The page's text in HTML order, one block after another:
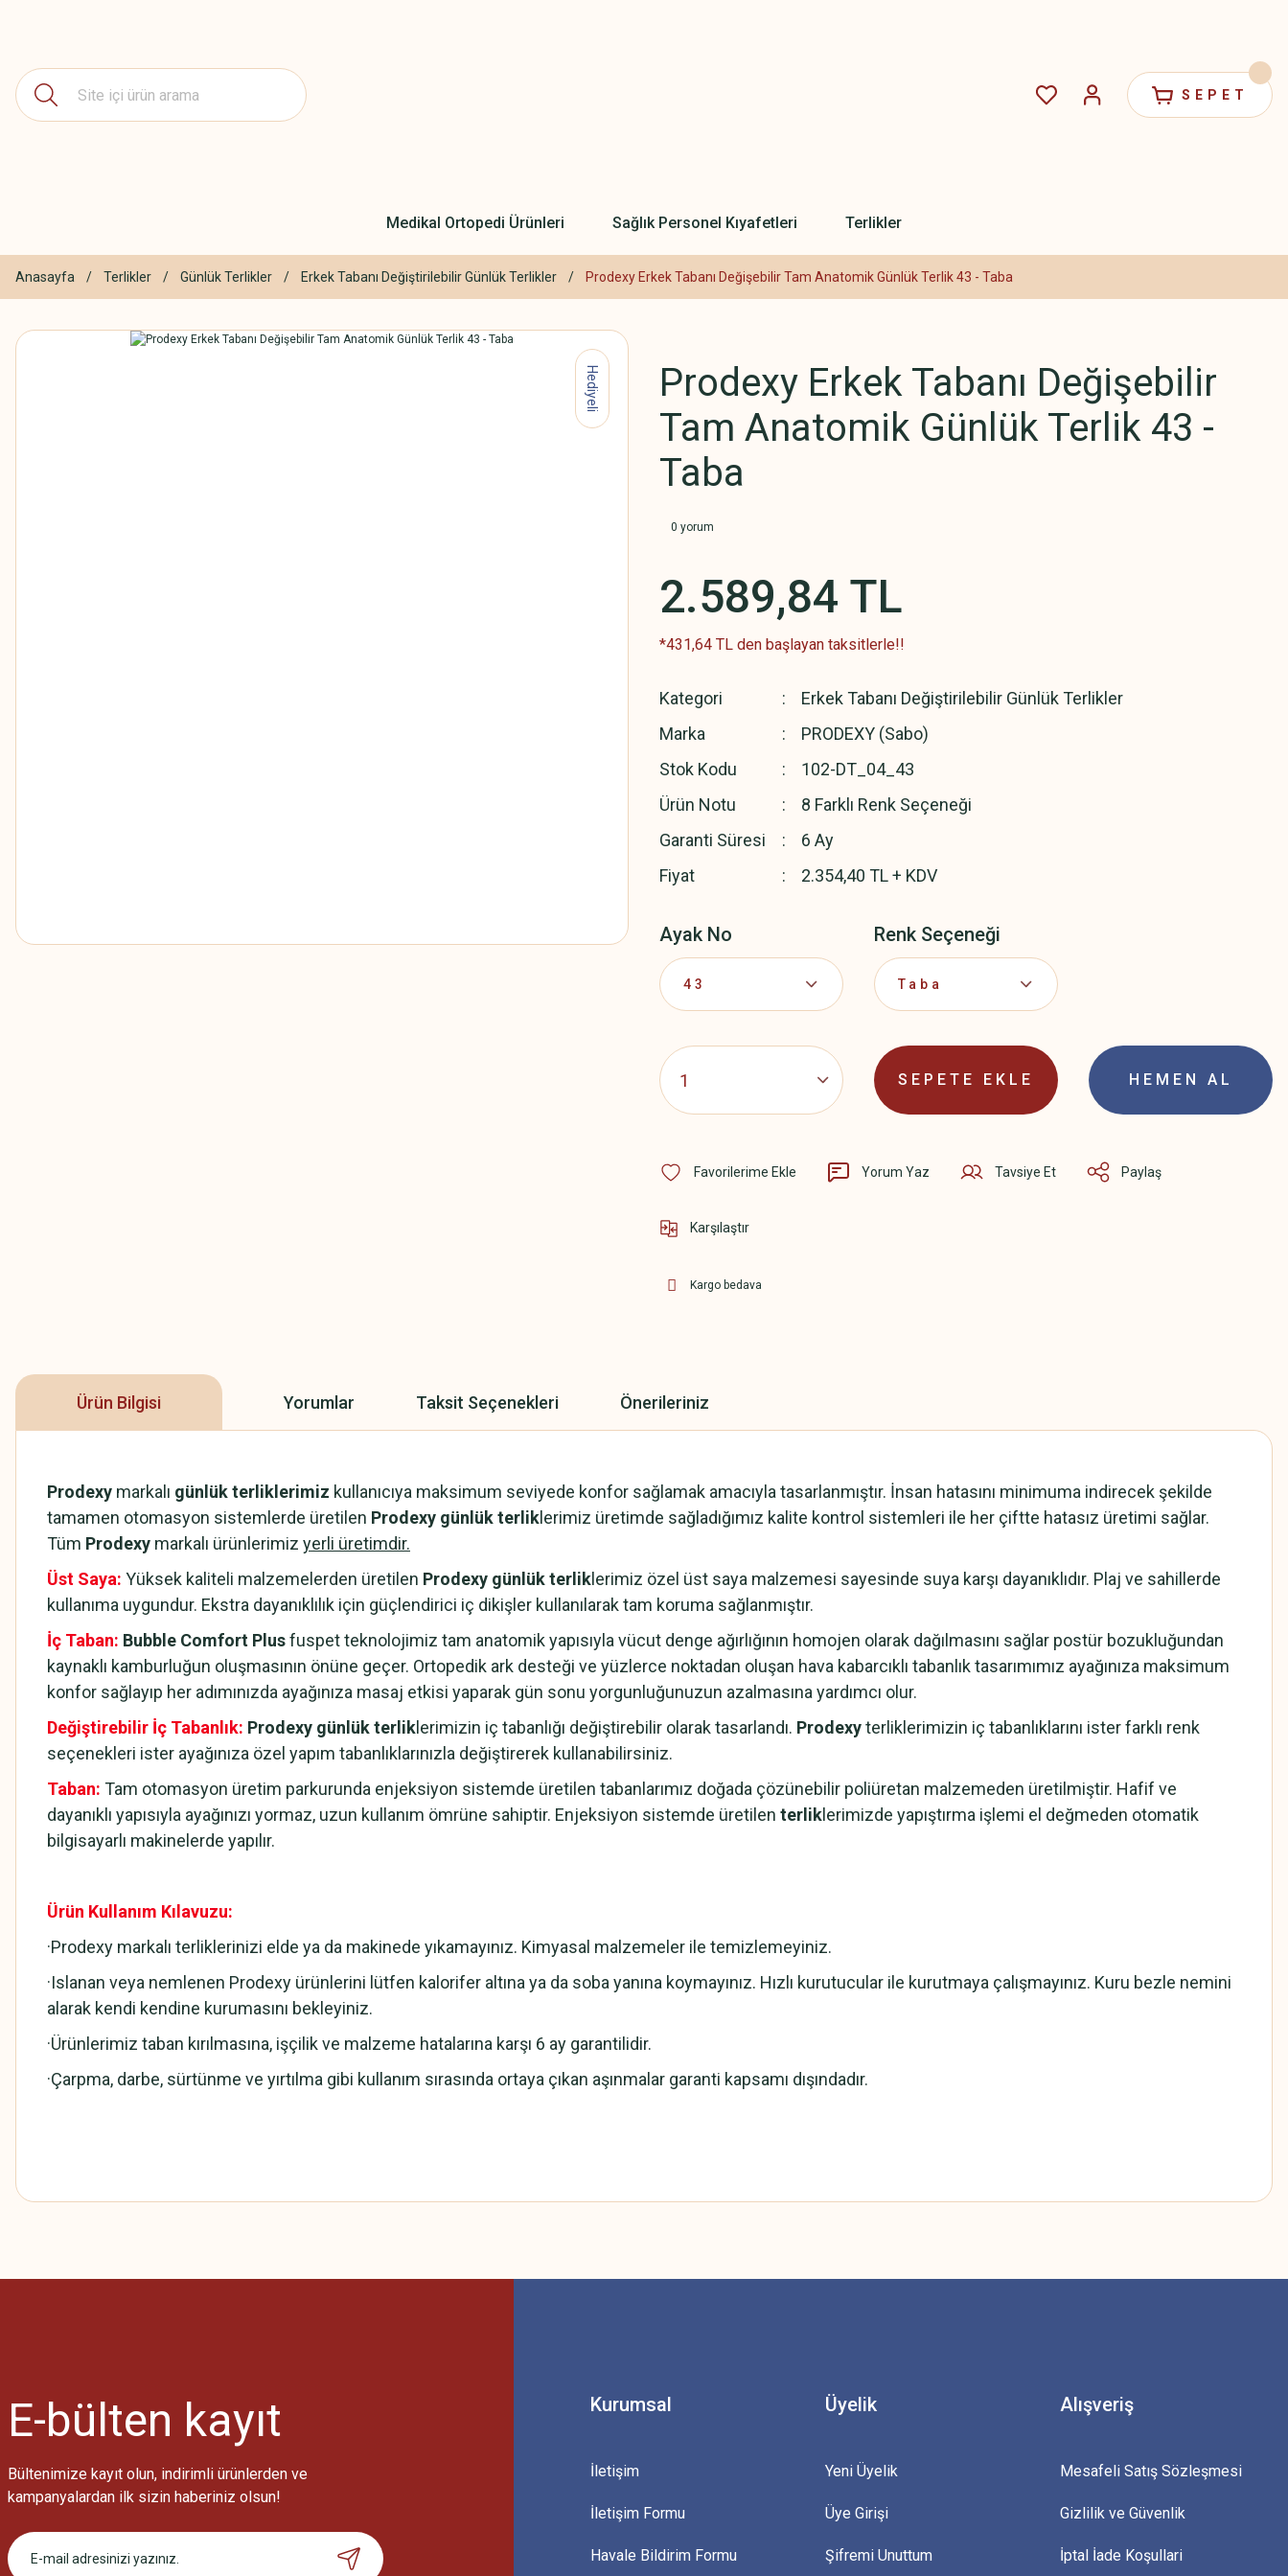
SEPET
Medikal Ortopedi Ürünleri Sağlık Personel Kıyafetleri Terlikler
Anasayfa Terlikler Günlük Terlikler Erkek Tabanı Değiştirilebilir Günlük Terlikler Prodexy Erkek Tabanı Değişebilir Tam Anatomik Günlük Terlik 43 - Taba
Hediyeli
Prodexy Erkek Tabanı Değişebilir
Tam Anatomik Günlük Terlik 43 -
Taba
0 yorum
2.589,84 TL
*431,64 TL den başlayan taksitlerle!!
Kategori
Erkek Tabanı Değiştirilebilir Günlük Terlikler
Marka
PRODEXY (Sabo)
Stok Kodu
102-DT_04_43
Ürün Notu
8 Farklı Renk Seçeneği
Garanti Süresi
6 Ay
Fiyat
2.354,40 TL + KDV
Ayak No Renk Seçeneği
SEPETE EKLE HEMEN AL
Yorum Yaz Tavsiye Et Paylaş
Karşılaştır
Kargo bedava
Ürün Bilgisi Yorumlar Taksit Seçenekleri Önerileriniz
Prodexy markalı günlük terliklerimiz kullanıcıya maksimum seviyede konfor sağlamak amacıyla tasarlanmıştır. İnsan hatasını minimuma indirecek şekilde
tamamen otomasyon sistemlerde üretilen Prodexy günlük terlik lerimiz üretimde sağladığımız kalite kontrol sistemleri ile her çiftte hatasız üretimi sağlar.
Tüm Prodexy markalı ürünlerimiz yerli üretimdir.
Üst Saya: Yüksek kaliteli malzemelerden üretilen Prodexy günlük terlik lerimiz özel üst saya malzemesi sayesinde suya karşı dayanıklıdır. Plaj ve sahillerde
kullanıma uygundur. Ekstra dayanıklılık için güçlendirici iç dikişler kullanılarak tam koruma sağlanmıştır.
İç Taban: Bubble Comfort Plusfuspet teknolojimiz tam anatomik yapısıyla vücut denge ağırlığının homojen olarak dağılmasını sağlar postür bozukluğundan
kaynaklı kamburluğun oluşmasının önüne geçer. Ortopedik ark desteği ve yüzlerce noktadan oluşan hava kabarcıklı tabanlık tasarımımız ayağınıza maksimum
konfor sağlayıp her adımınızda ayağınıza masaj etkisi yaparak gün sonu yorgunluğunuzun azalmasına yardımcı olur.
Değiştirebilir İç Tabanlık: Prodexy günlük terlik lerimizin iç tabanlığı değiştirebilir olarak tasarlandı. Prodexyterliklerimizin iç tabanlıklarını ister farklı renk
seçenekleri ister ayağınıza özel yapım tabanlıklarınızla değiştirerek kullanabilirsiniz.
Taban: Tam otomasyon üretim parkurunda enjeksiyon sistemde üretilen tabanlarımız doğada çözünebilir poliüretan malzemeden üretilmiştir. Hafif ve
dayanıklı yapısıyla ayağınızı yormaz, uzun kullanım ömrüne sahiptir. Enjeksiyon sistemde üretilen terlik lerimizde yapıştırma işlemi el değmeden otomatik
bilgisayarlı makinelerde yapılır.
Ürün Kullanım Kılavuzu:
·Prodexy markalı terliklerinizi elde ya da makinede yıkamayınız. Kimyasal malzemeler ile temizlemeyiniz.
·Islanan veya nemlenen Prodexy ürünlerini lütfen kalorifer altına ya da soba yanına koymayınız. Hızlı kurutucular ile kurutmaya çalışmayınız. Kuru bezle nemini
alarak kendi kendine kurumasını bekleyiniz.
·Ürünlerimiz taban kırılmasına, işçilik ve malzeme hatalarına karşı 6 ay garantilidir.
·Çarpma, darbe, sürtünme ve yırtılma gibi kullanım sırasında ortaya çıkan aşınmalar garanti kapsamı dışındadır.
Bu ürüne ilk yorumu siz yapın!
Bu ürüne benzer farklı alternatifler olmalı.
Gönder
E-bülten kayıt
Bültenimize kayıt olun, indirimli ürünlerden ve
kampanyalardan ilk sizin haberiniz olsun!
Kurumsal
İletişim
İletişim Formu
Havale Bildirim Formu
Üyelik
Yeni Üyelik
Üye Girişi
Şifremi Unuttum
Alışveriş
Mesafeli Satış Sözleşmesi
Gizlilik ve Güvenlik
İptal İade Koşullari